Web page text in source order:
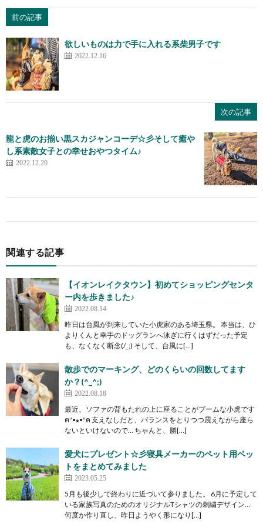
前の記事
欲しいものは力で手に入れる系柴男子です
2022.12.16
次の記事
龍と虎のお揃い黒スカジャンコーデ☆彡そして癒や
し系素敵女子との幸せおやつタイム♪
2022.12.20
関連する記事
【イオンレイクタウン】初めてショッピングセンタ
ー内を歩きました♪
2022.08.14
昨日は台風が到来していた小虎家のある埼玉県。 本当は、ひ
よりくんと幸手のドッグランへ泳ぎに行くはずだった予定
も、なくなく断念(/_;) そして、台風に[…]
散歩でのマーキング、どのくらいの回数してます
か？(^_^;)
2022.08.18
最近、ソファの背もたれの上に座ることがブームな小虎です
ฅᐡ•ﻌ•ᐡฅ 支えなしだと、バランスをとりつつ震えながら座ら
ないといけないので… ちゃんと、勝[…]
愛犬にプレゼント☆彡寝具メーカーのペット用ベッ
トをまとめてみました
2023.05.25
5月も後少しで終わりに近づいて参りました。 6月に予定して
いる家族写真のためのオリジナルTシャツの刺繍デザイン…
何度か作り直し、昨日ようやく形になり[…]